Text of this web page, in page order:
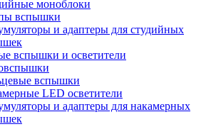
моноблоки
вспышки
и адаптеры для студийных
вспышки и осветители
вспышки
LED осветители
и адаптеры для накамерных